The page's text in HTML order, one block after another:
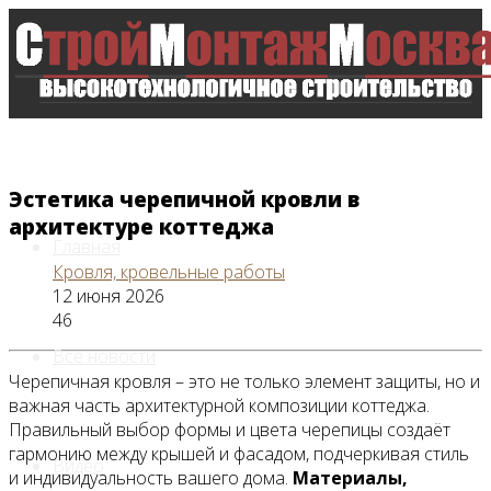
Главная
Все новости
Видео
Эстетика черепичной кровли в
архитектуре коттеджа
Кровля, кровельные работы
12 июня 2026
46
Черепичная кровля – это не только элемент защиты, но и
важная часть архитектурной композиции коттеджа.
Правильный выбор формы и цвета черепицы создаёт
гармонию между крышей и фасадом, подчеркивая стиль
и индивидуальность вашего дома. Материалы,